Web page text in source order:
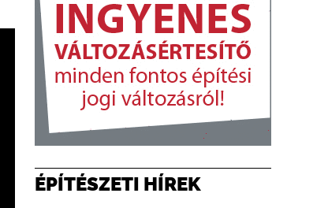
ÉPÍTÉSZETI HÍREK